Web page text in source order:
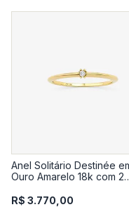
Anel Solitário Destinée
Ouro Amarelo 18k com 2
R$ 3.770,00